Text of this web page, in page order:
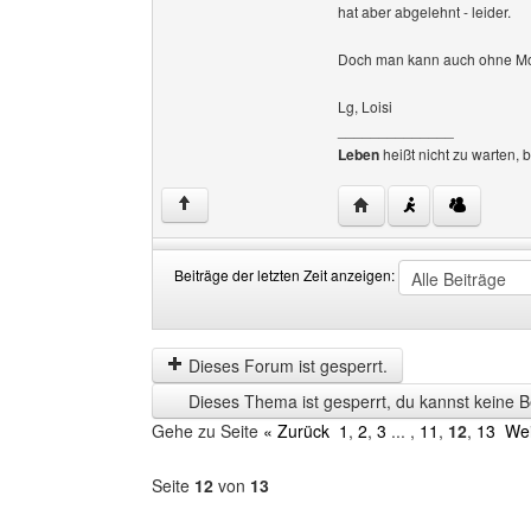
hat aber abgelehnt - leider.
Doch man kann auch ohne
Lg, Loisi
Lebenheißt nicht zu warten,
↑ Website dieses
Beiträge der letzten Zeit anzeigen:
der
letzten
Zeit
anzeigen
by
Dieses Forum ist gesperrt.
Dieses Thema ist gesperrt, du kannst keine
Gehe zu Seite « Zurück 1 , 2, 3 ... , 11 , 12, 13
Seite 12 von 13